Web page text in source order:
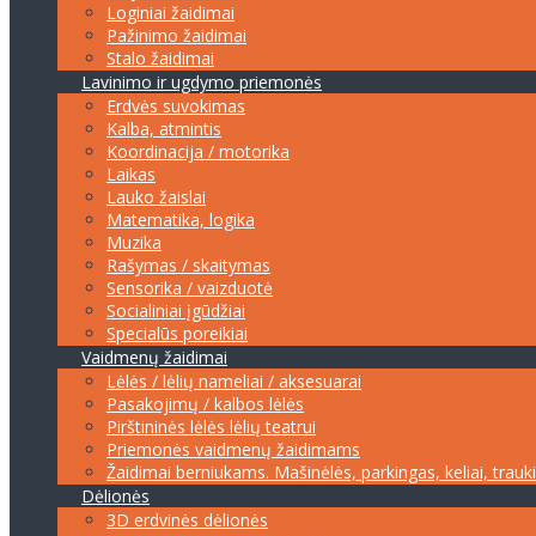
Loginiai žaidimai
Pažinimo žaidimai
Stalo žaidimai
Lavinimo ir ugdymo priemonės
Erdvės suvokimas
Kalba, atmintis
Koordinacija / motorika
Laikas
Lauko žaislai
Matematika, logika
Muzika
Rašymas / skaitymas
Sensorika / vaizduotė
Socialiniai įgūdžiai
Specialūs poreikiai
Vaidmenų žaidimai
Lėlės / lėlių nameliai / aksesuarai
Pasakojimų / kalbos lėlės
Pirštininės lėlės lėlių teatrui
Priemonės vaidmenų žaidimams
Žaidimai berniukams. Mašinėlės, parkingas, keliai,
Dėlionės
3D erdvinės dėlionės